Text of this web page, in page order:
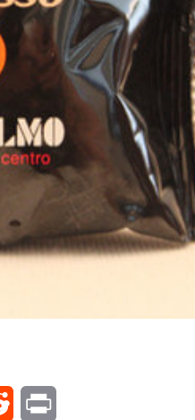
Reddit